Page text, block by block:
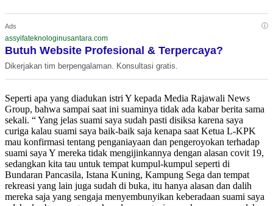
Ads ⓘ
assyifateknologinusantara.com
Butuh Website Profesional & Terpercaya?
Dikerjakan tim berpengalaman. Konsultasi gratis.
Seperti apa yang diadukan istri Y kepada Media Rajawali News
Group, bahwa sampai saat ini suaminya tidak ada kabar berita sama
sekali. “ Yang jelas suami saya sudah pasti disiksa karena saya
curiga kalau suami saya baik-baik saja kenapa saat Ketua L-KPK
mau konfirmasi tentang penganiayaan dan pengeroyokan terhadap
suami saya Y mereka tidak mengijinkannya dengan alasan covit 19,
sedangkan kita tau untuk tempat kumpul-kumpul seperti di
Bundaran Pancasila, Istana Kuning, Kampung Sega dan tempat
rekreasi yang lain juga sudah di buka, itu hanya alasan dan dalih
mereka saja yang sengaja menyembunyikan keberadaan suami saya